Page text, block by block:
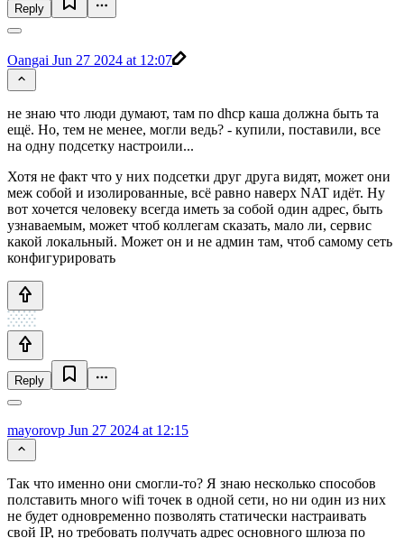
Reply
Oangai Jun 27 2024 at 12:07
не знаю что люди думают, там по dhcp каша должна быть та
ещё. Но, тем не менее, могли ведь? - купили, поставили, все
на одну подсетку настроили...
Хотя не факт что у них подсетки друг друга видят, может они
меж собой и изолированные, всё равно наверх NAT идёт. Ну
вот хочется человеку всегда иметь за собой один адрес, быть
узнаваемым, может чтоб коллегам сказать, мало ли, сервис
какой локальный. Может он и не админ там, чтоб самому сеть
конфигурировать
Reply
mayorovp Jun 27 2024 at 12:15
Так что именно они смогли-то? Я знаю несколько способов
полставить много wifi точек в одной сети, но ни один из них
не будет одновременно позволять статически настраивать
свой IP, но требовать получать адрес основного шлюза по